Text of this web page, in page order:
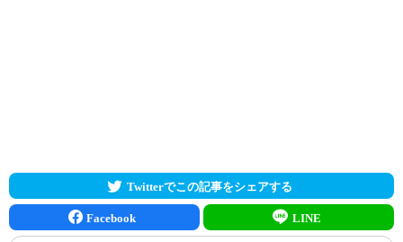
Twitterでこの記事をシェアする
Facebook LINE